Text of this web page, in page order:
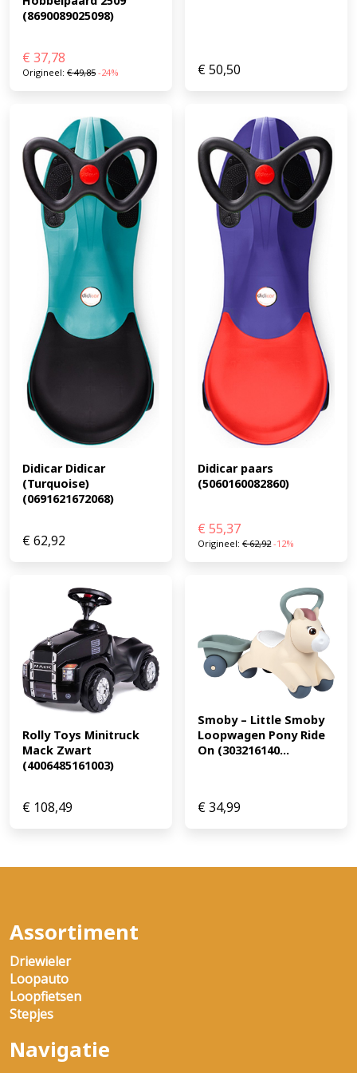
(8690089025098)
€ 37,78
Origineel: €49,85 -24% €50,50
Didicar Didicar
(Turquoise)
(0691621672068)
€62,92
Didicar paars
(5060160082860)
€ 55,37
Origineel: €62,92 -12%
Rolly Toys Minitruck
Mack Zwart
(4006485161003)
€ 108,49
Smoby – Little Smoby
Loopwagen Pony Ride
On (303216140...
€34,99
Assortiment
Driewieler
Loopauto
Loopfietsen
Stepjes
Navigatie